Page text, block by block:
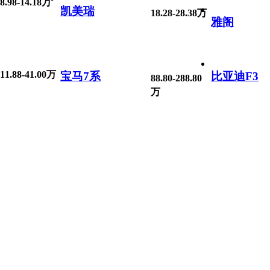
8.98-14.18万
凯美瑞 18.28-28.38万
雅阁
11.88-41.00万 宝马7系
88.80-288.80
万
比亚迪F3